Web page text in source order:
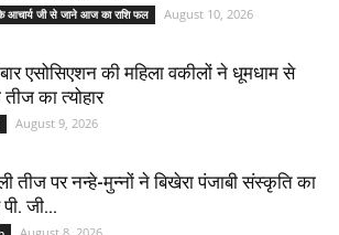
आचार्य जी से जाने आज का राशि फल August 10, 2026
एसोसिएशन की महिला वकीलों ने धूमधाम से
तीज का त्योहार
August 9, 2026
तीज पर नन्हे-मुन्नों ने बिखेरा पंजाबी संस्कृति का
जी...